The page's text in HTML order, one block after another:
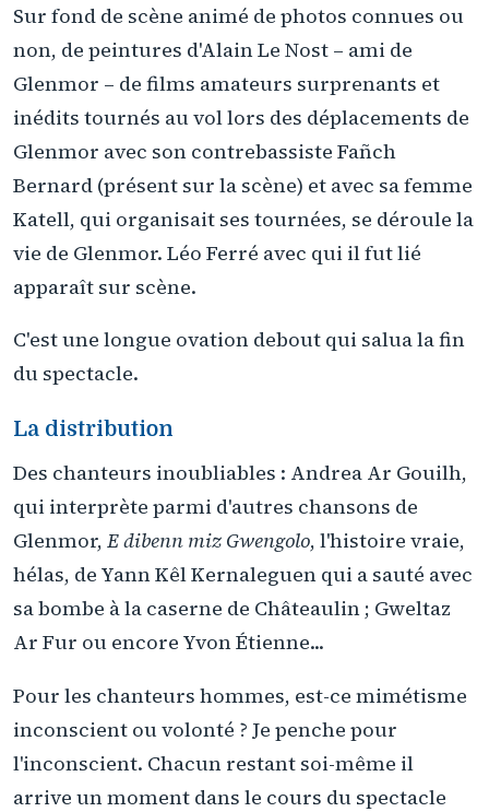
Sur fond de scène animé de photos connues ou
non, de peintures d'Alain Le Nost – ami de
Glenmor – de films amateurs surprenants et
inédits tournés au vol lors des déplacements de
Glenmor avec son contrebassiste Fañch
Bernard (présent sur la scène) et avec sa femme
Katell, qui organisait ses tournées, se déroule la
vie de Glenmor. Léo Ferré avec qui il fut lié
apparaît sur scène.
C'est une longue ovation debout qui salua la fin
du spectacle.
La distribution
Des chanteurs inoubliables : Andrea Ar Gouilh,
qui interprète parmi d'autres chansons de
Glenmor, E dibenn miz Gwengolo, l'histoire vraie,
hélas, de Yann Kêl Kernaleguen qui a sauté avec
sa bombe à la caserne de Châteaulin ; Gweltaz
Ar Fur ou encore Yvon Étienne...
Pour les chanteurs hommes, est-ce mimétisme
inconscient ou volonté ? Je penche pour
l'inconscient. Chacun restant soi-même il
arrive un moment dans le cours du spectacle